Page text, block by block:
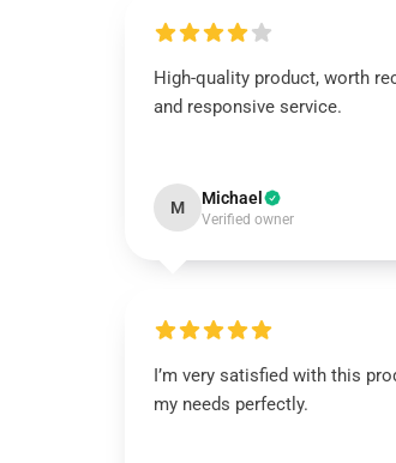
High-quality product, worth
and responsive service.
M Michael
Verified owner
I’m very satisfied with this
my needs perfectly.